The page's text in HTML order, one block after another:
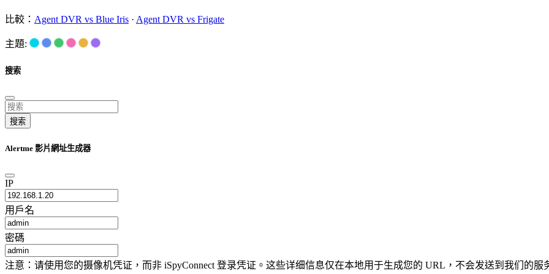
比較： Agent DVR vs Blue Iris · Agent DVR vs Frigate
主題:
搜索
搜索
Alertme 影片網址生成器
IP
用戶名
密碼
注意：请使用您的摄像机凭证，而非 iSpyConnect 登录凭证。这些详细信息仅在本地用于生成您的 URL，不会发送到我们的服